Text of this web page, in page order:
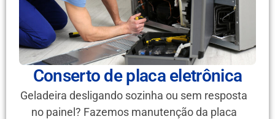
Conserto de placa eletrônica
Geladeira desligando sozinha ou sem resposta
no painel? Fazemos manutenção da placa